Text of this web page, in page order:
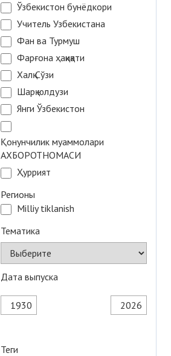
Ўзбекистон бунёдкори
Учитель Узбекистана
Фан ва Турмуш
Фарғона ҳақиқати
Халқ Сўзи
Шарқ юлдузи
Янги Ўзбекистон
Қонунчилик муаммолари
АХБОРОТНОМАСИ
Ҳуррият
Регионы
Milliy tiklanish
Тематика
Дата выпуска
Теги